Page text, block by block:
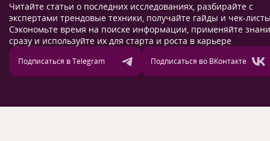
Читайте статьи о последних исследованиях, разбирайте с
экспертами трендовые техники, получайте гайды и чек-
Сэкономьте время на поиске информации, применяйте
сразу и используйте их для старта и роста в карьере
Подписаться в Telegram Подписаться во ВКонтакте